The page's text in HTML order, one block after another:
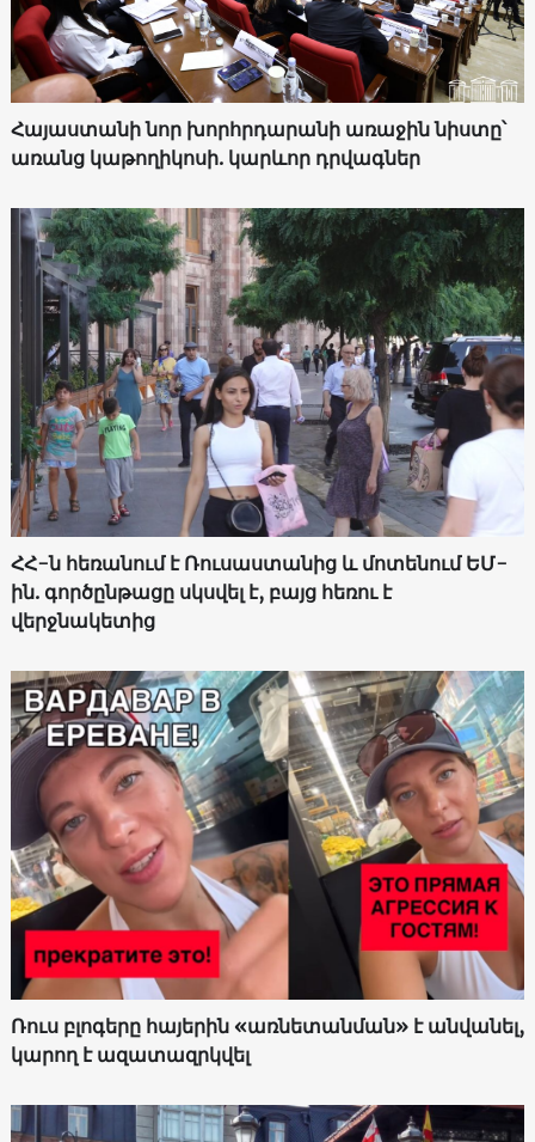
Հայաստանի նոր խորհրդարանի առաջին նիստը՝
առանց կաթողիկոսի. կարևոր դրվագներ
ՀՀ-ն հեռանում է Ռուսաստանից և մոտենում ԵՄ-
ին. գործընթացը սկսվել է, բայց հեռու է
վերջնակետից
Ռուս բլոգերը հայերին «առնետանման» է անվանել,
կարող է ազատազրկվել